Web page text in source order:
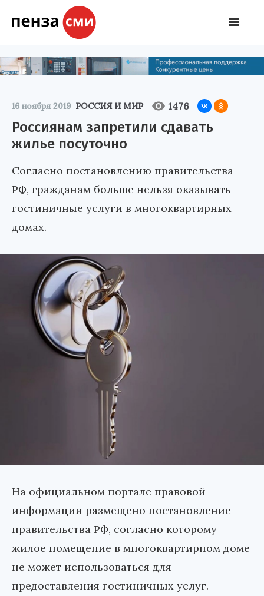
16 ноября 2019 РОССИЯ И МИР 1476
Россиянам запретили сдавать
жилье посуточно
Согласно постановлению правительства
РФ, гражданам больше нельзя оказывать
гостиничные услуги в многоквартирных
домах.
На официальном портале правовой
информации размещено постановление
правительства РФ, согласно которому
жилое помещение в многоквартирном доме
не может использоваться для
предоставления гостиничных услуг.